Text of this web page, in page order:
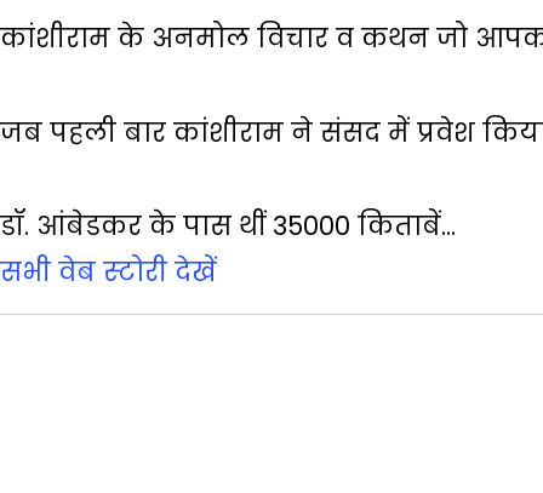
कांशीराम के अनमोल विचार व कथन जो
जब पहली बार कांशीराम ने संसद में प्रवेश
डॉ. आंबेडकर के पास थीं 35000 किताबें…
सभी वेब स्‍टोरी देखें